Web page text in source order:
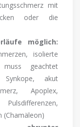
mit
oder die
möglich:
isolierte
muss geachtet
akut
Apoplex,
(Chamäleon)